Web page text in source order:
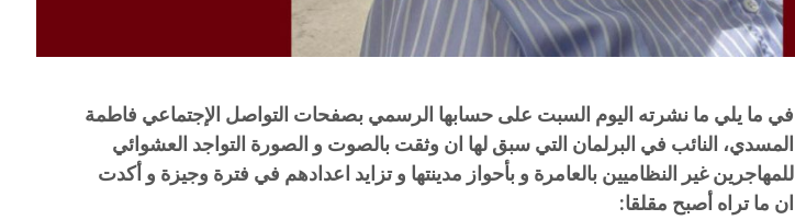
في ما يلي ما نشرته اليوم السبت على حسابها الرسمي بصفحات التواصل الإجتماعي فاطمة
المسدي، النائب في البرلمان التي سبق لها ان وثقت بالصوت و الصورة التواجد العشوائي
للمهاجرين غير النظاميين بالعامرة و بأحواز مدينتها و تزايد اعدادهم في فترة وجيزة و أكدت
ان ما تراه أصبح مقلقا: